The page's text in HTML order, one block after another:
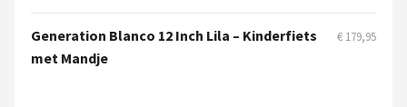
Voltano
Generation Blanco 12 Inch Lila – Kinderfiets
met Mandje
€ 179,95